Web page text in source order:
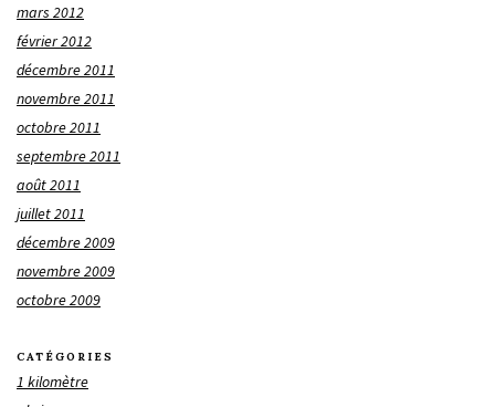
mars 2012
février 2012
décembre 2011
novembre 2011
octobre 2011
septembre 2011
août 2011
juillet 2011
décembre 2009
novembre 2009
octobre 2009
CATÉGORIES
1 kilomètre